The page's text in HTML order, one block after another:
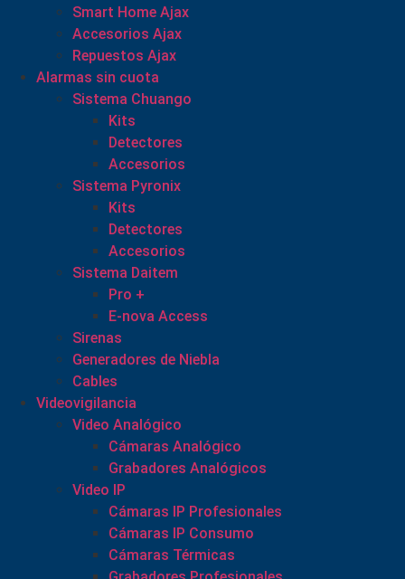
Smart Home Ajax
Accesorios Ajax
Repuestos Ajax
Alarmas sin cuota
Sistema Chuango
Kits
Detectores
Accesorios
Sistema Pyronix
Kits
Detectores
Accesorios
Sistema Daitem
Pro +
E-nova Access
Sirenas
Generadores de Niebla
Cables
Videovigilancia
Video Analógico
Cámaras Analógico
Grabadores Analógicos
Video IP
Cámaras IP Profesionales
Cámaras IP Consumo
Cámaras Térmicas